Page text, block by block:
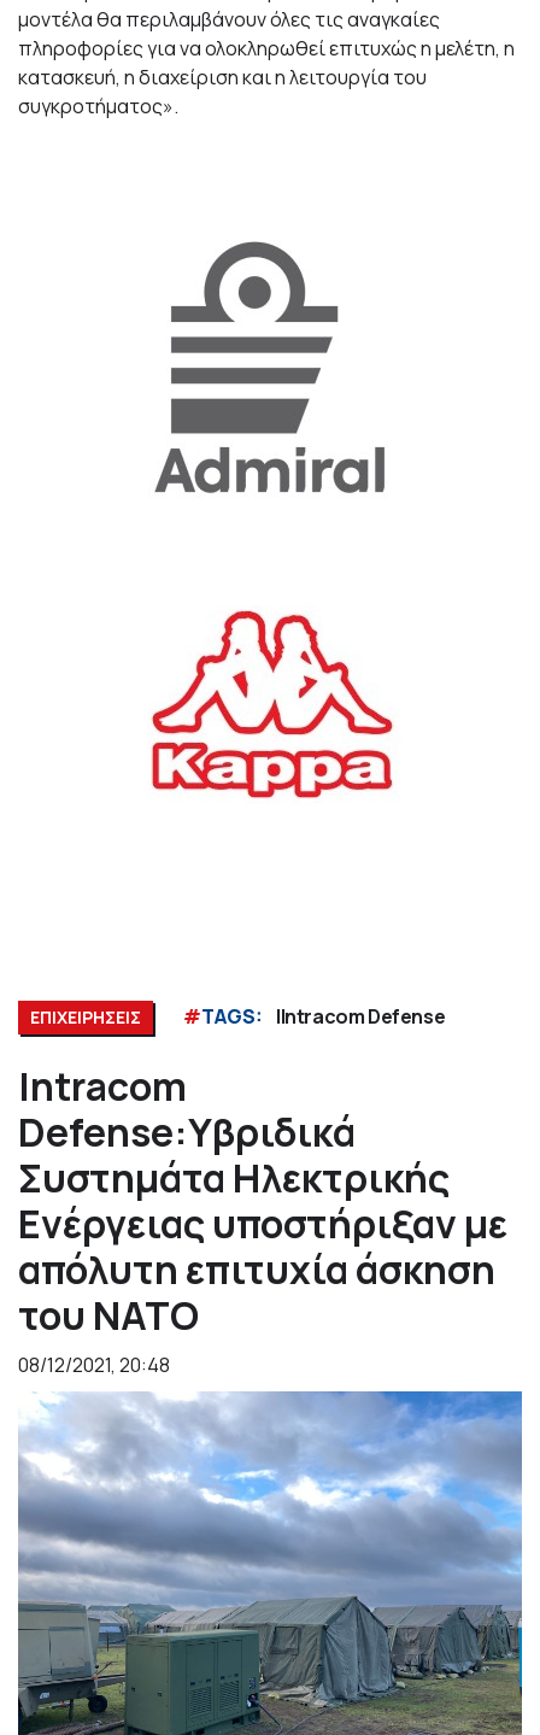
μοντέλα θα περιλαμβάνουν όλες τις αναγκαίες
πληροφορίες για να ολοκληρωθεί επιτυχώς η μελέτη, η
κατασκευή, η διαχείριση και η λειτουργία του
συγκροτήματος».
ΕΠΙΧΕΙΡΗΣΕΙΣ #TAGS: ΙIntracom Defense
Intracom
Defense:Υβριδικά
Συστημάτα Ηλεκτρικής
Ενέργειας υποστήριξαν με
απόλυτη επιτυχία άσκηση
του ΝΑΤΟ
08/12/2021, 20:48